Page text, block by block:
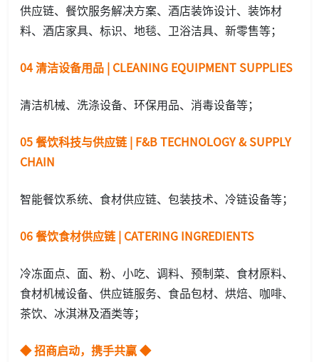
供应链、餐饮服务解决方案、酒店装饰设计、装饰材
料、酒店家具、标识、地毯、卫浴洁具、新零售等；
04 清洁设备用品 | CLEANING EQUIPMENT SUPPLIES
清洁机械、洗涤设备、环保用品、消毒设备等；
05 餐饮科技与供应链 | F&B TECHNOLOGY & SUPPLY
CHAIN
智能餐饮系统、食材供应链、包装技术、冷链设备等；
06 餐饮食材供应链 | CATERING INGREDIENTS
冷冻面点、面、粉、小吃、调料、预制菜、食材原料、
食材机械设备、供应链服务、食品包材、烘焙、咖啡、
茶饮、冰淇淋及酒类等；
◆ 招商启动，携手共赢 ◆